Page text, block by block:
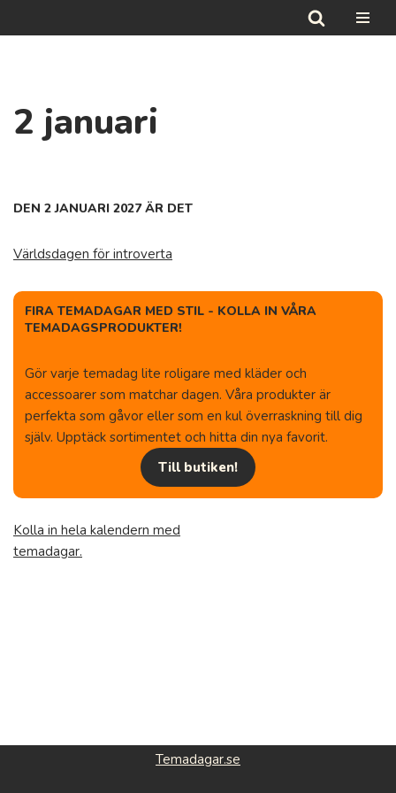
2 januari
DEN 2 JANUARI 2027 ÄR DET
Världsdagen för introverta
FIRA TEMADAGAR MED STIL - KOLLA IN VÅRA
TEMADAGSPRODUKTER!
Gör varje temadag lite roligare med kläder och
accessoarer som matchar dagen. Våra produkter är
perfekta som gåvor eller som en kul överraskning till dig
själv. Upptäck sortimentet och hitta din nya favorit.
Till butiken!
Kolla in hela kalendern med
temadagar.
Temadagar.se